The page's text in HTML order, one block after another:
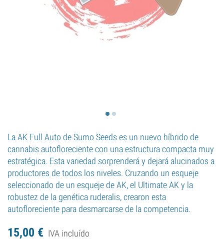
La AK Full Auto de Sumo Seeds es un nuevo híbrido de
cannabis autofloreciente con una estructura compacta muy
estratégica. Esta variedad sorprenderá y dejará alucinados a
productores de todos los niveles. Cruzando un esqueje
seleccionado de un esqueje de AK, el Ultimate AK y la
robustez de la genética ruderalis, crearon esta
autofloreciente para desmarcarse de la competencia.
15,00 € IVA incluído